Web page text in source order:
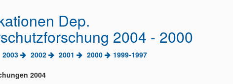
Dep.
2004 - 2000
2003 2002 2001 2000 1999-1997
2004